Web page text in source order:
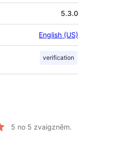
5.3.0
English (US)
verification
5 no 5 zvaigznēm.